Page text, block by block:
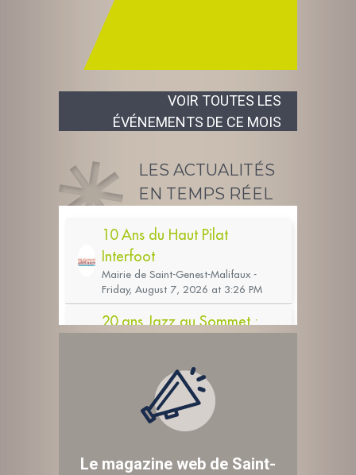
VOIR TOUTES LES
ÉVÉNEMENTS DE CE MOIS
LES ACTUALITÉS
EN TEMPS RÉEL
Le magazine web de Saint-